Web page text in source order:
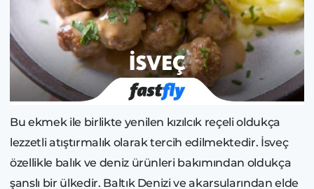
Bu ekmek ile birlikte yenilen kızılcık reçeli oldukça
lezzetli atıştırmalık olarak tercih edilmektedir. İsveç
özellikle balık ve deniz ürünleri bakımından oldukça
şanslı bir ülkedir. Baltık Denizi ve akarsularından elde